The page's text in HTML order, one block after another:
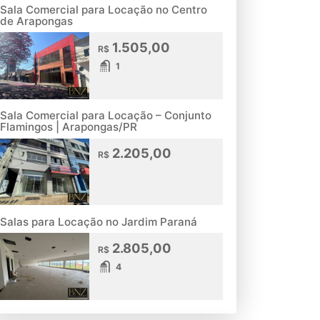
Sala Comercial para Locação no Centro
de Arapongas
R$1.505,00
1
Sala Comercial para Locação – Conjunto
Flamingos | Arapongas/PR
R$2.205,00
Salas para Locação no Jardim Paraná
R$2.805,00
4